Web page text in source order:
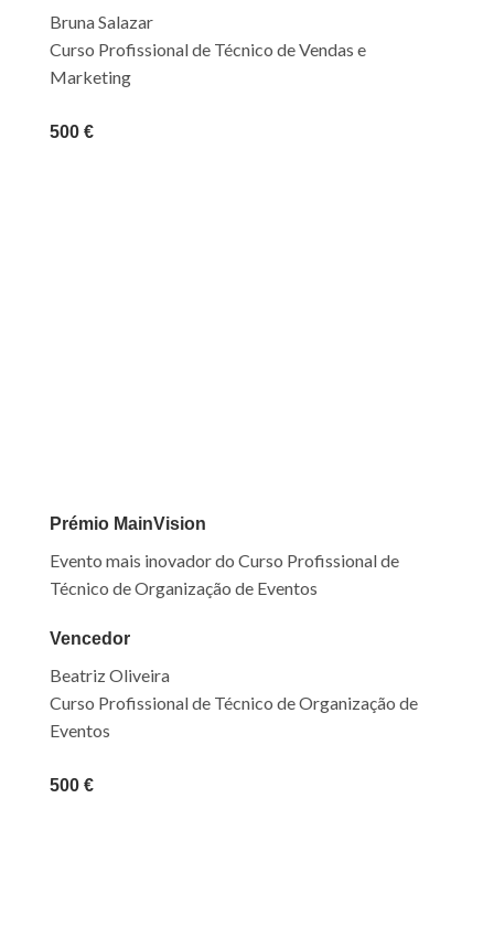
Bruna Salazar
Curso Profissional de Técnico de Vendas e
Marketing
500 €
Prémio MainVision
Evento mais inovador do Curso Profissional de
Técnico de Organização de Eventos
Vencedor
Beatriz Oliveira
Curso Profissional de Técnico de Organização de
Eventos
500 €